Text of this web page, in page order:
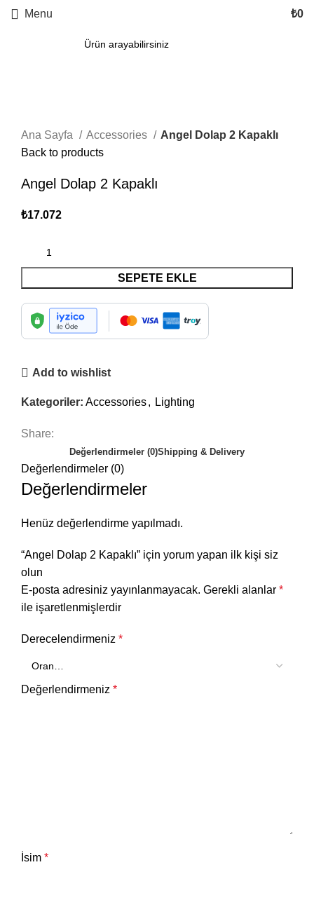
Menu ₺0
Ana Sayfa
Accessories
Angel Dolap 2 Kapaklı
Back to products
Angel Dolap 2 Kapaklı
₺17.072
SEPETE EKLE
Add to wishlist
Kategoriler: Accessories, Lighting
Share:
Değerlendirmeler (0)Shipping & Delivery
Değerlendirmeler (0)
Değerlendirmeler
Henüz değerlendirme yapılmadı.
“Angel Dolap 2 Kapaklı” için yorum yapan ilk kişi siz
olun
E-posta adresiniz yayınlanmayacak. Gerekli alanlar *
ile işaretlenmişlerdir
Derecelendirmeniz *
Değerlendirmeniz *
İsim *